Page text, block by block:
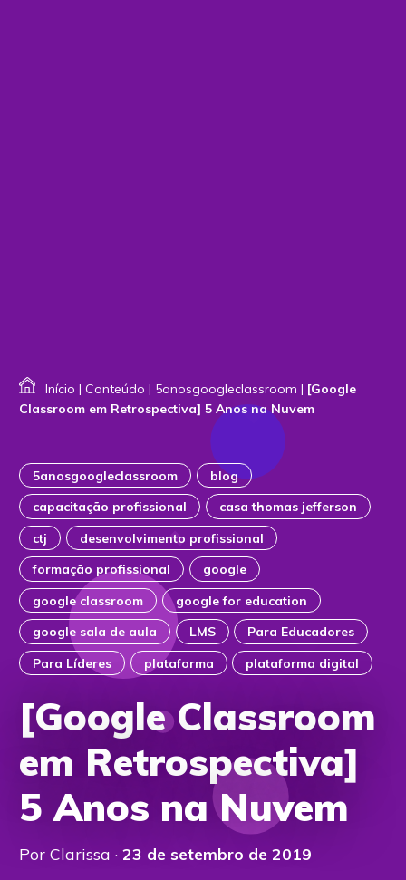
Início | Conteúdo | 5anosgoogleclassroom | [Google
Classroom em Retrospectiva] 5 Anos na Nuvem
5anosgoogleclassroom
blog
capacitação profissional
casa thomas jefferson
ctj
desenvolvimento profissional
formação profissional
google
google classroom
google for education
google sala de aula
LMS
Para Educadores
Para Líderes
plataforma plataforma digital
[Google Classroom
em Retrospectiva]
5 Anos na Nuvem
Por Clarissa · 23 de setembro de 2019